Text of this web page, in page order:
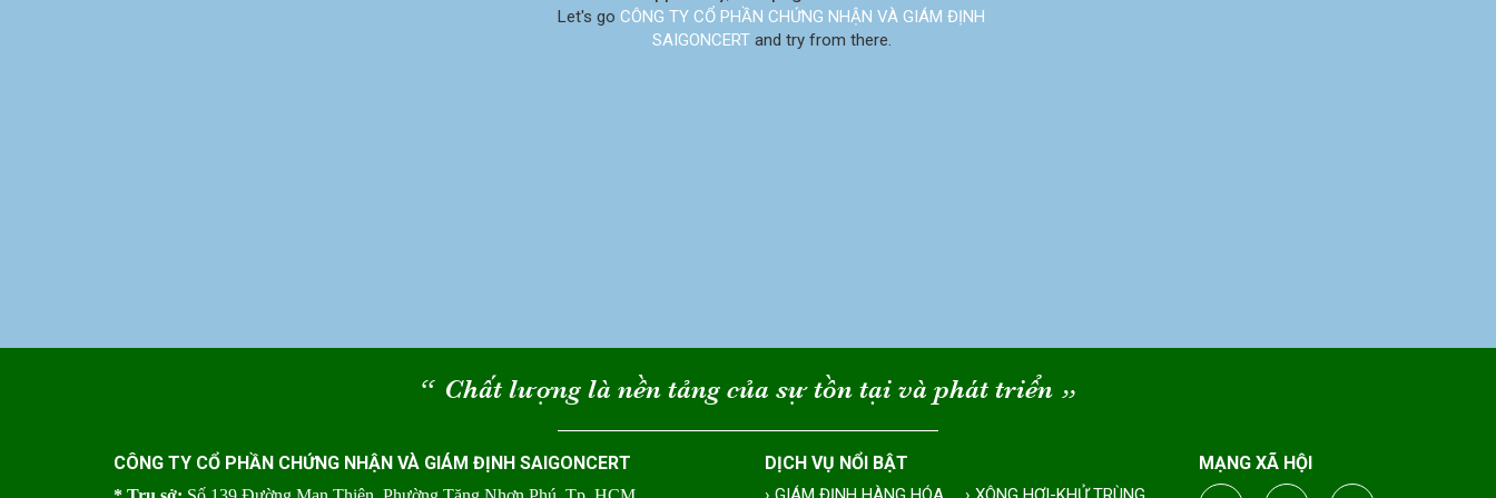
Let's go CÔNG TY CỔ PHẦN CHỨNG NHẬN VÀ GIÁM ĐỊNH
SAIGONCERTand try from there.
“ Chất lượng là nền tảng của sự tồn tại và phát triển “
CÔNG TY CỔ PHẦN CHỨNG NHẬN VÀ GIÁM ĐỊNH SAIGONCERT DỊCH VỤ NỔI BẬT MẠNG XÃ HỘI